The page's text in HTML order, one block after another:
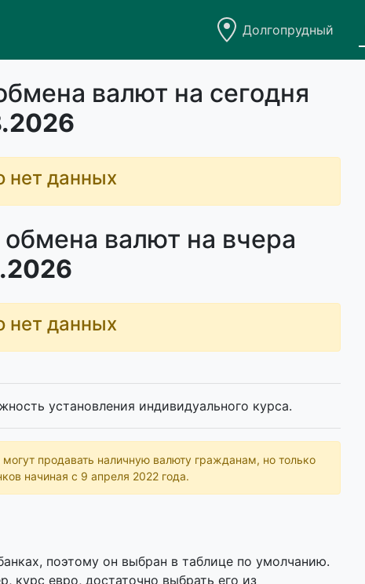
Долгопрудный
валют на сегодня
нет данных
валют на вчера
нет данных
установления индивидуального курса.
продавать наличную валюту гражданам, но только
начиная с 9 апреля 2022 года.
поэтому он выбран в таблице по умолчанию.
курс евро, достаточно выбрать его из